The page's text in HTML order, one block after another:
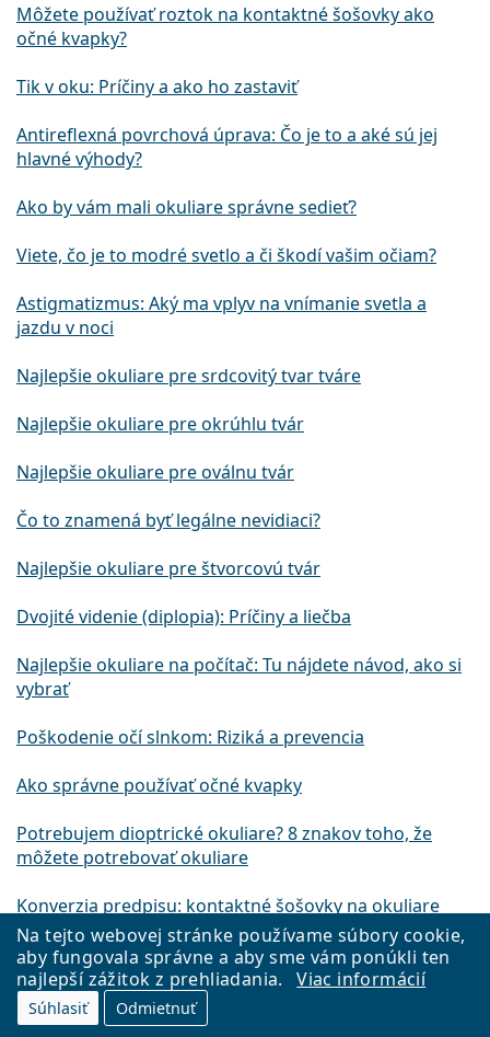
Na tejto webovej stránke používame súbory cookie,
aby fungovala správne a aby sme vám ponúkli ten
najlepší zážitok z prehliadania.
Viac informácií
Súhlasiť Odmietnuť
Môžete používať roztok na kontaktné šošovky ako
očné kvapky?
Tik v oku: Príčiny a ako ho zastaviť
Antireflexná povrchová úprava: Čo je to a aké sú jej
hlavné výhody?
Ako by vám mali okuliare správne sedieť?
Viete, čo je to modré svetlo a či škodí vašim očiam?
Astigmatizmus: Aký ma vplyv na vnímanie svetla a
jazdu v noci
Najlepšie okuliare pre srdcovitý tvar tváre
Najlepšie okuliare pre okrúhlu tvár
Najlepšie okuliare pre oválnu tvár
Čo to znamená byť legálne nevidiaci?
Najlepšie okuliare pre štvorcovú tvár
Dvojité videnie (diplopia): Príčiny a liečba
Najlepšie okuliare na počítač: Tu nájdete návod, ako si
vybrať
Poškodenie očí slnkom: Riziká a prevencia
Ako správne používať očné kvapky
Potrebujem dioptrické okuliare? 8 znakov toho, že
môžete potrebovať okuliare
Konverzia predpisu: kontaktné šošovky na okuliare
Kontaktné šošovky vs. okuliare: Čo je lepšie?
Najlepšie slnečné okuliare pre oválnu tvár